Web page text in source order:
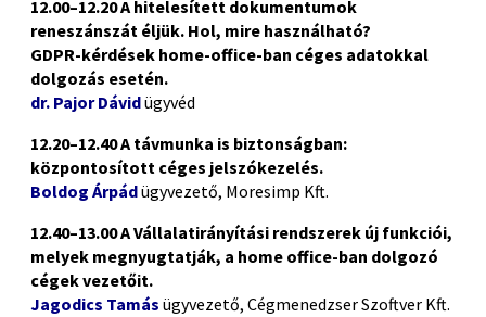
12.00–12.20 A hitelesített dokumentumok
reneszánszát éljük. Hol, mire használható?
GDPR-kérdések home-office-ban céges adatokkal
dolgozás esetén.
dr. Pajor Dávidügyvéd
12.20–12.40A távmunka is biztonságban:
központosított céges jelszókezelés.
Boldog Árpádügyvezető, Moresimp Kft.
12.40–13.00 A Vállalatirányítási rendszerek új funkciói,
melyek megnyugtatják, a home office-ban dolgozó
cégek vezetőit.
Jagodics Tamás ügyvezető, Cégmenedzser Szoftver Kft.